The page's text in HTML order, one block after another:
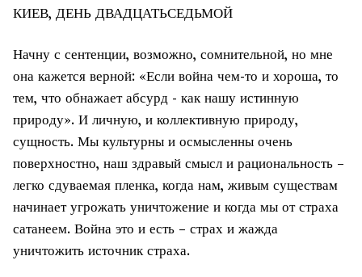
КИЕВ, ДЕНЬ ДВАДЦАТЬСЕДЬМОЙ
Начну с сентенции, возможно, сомнительной, но мне
она кажется верной: «Если война чем-то и хороша, то
тем, что обнажает абсурд - как нашу истинную
природу». И личную, и коллективную природу,
сущность. Мы культурны и осмысленны очень
поверхностно, наш здравый смысл и рациональность –
легко сдуваемая пленка, когда нам, живым существам
начинает угрожать уничтожение и когда мы от страха
сатанеем. Война это и есть – страх и жажда
уничтожить источник страха.